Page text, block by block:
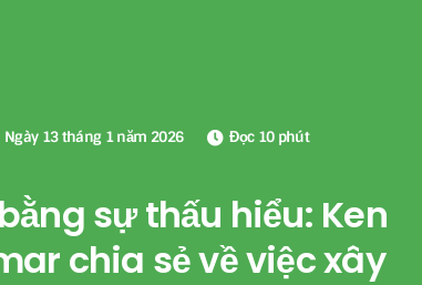
Ngày 13 tháng 1 năm 2026 Đọc 10 phút
sự thấu hiểu: Ken
chia sẻ về việc xây